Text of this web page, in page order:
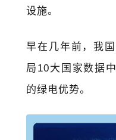
设施。
早在几年前，我
局10大国家数据
的绿电优势。